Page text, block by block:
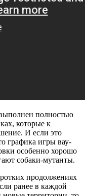
полностью
которые к
И если это
графика игры вау-
особенно хорошо
собаки-мутанты.
продолжениях
ранее в каждой